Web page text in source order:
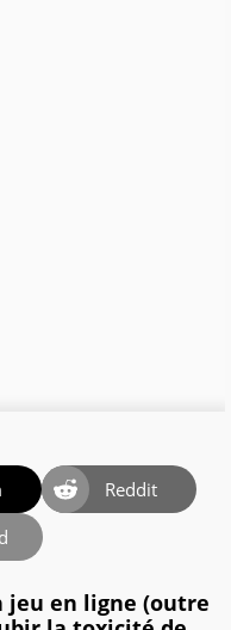
Reddit
jeu en ligne (outre